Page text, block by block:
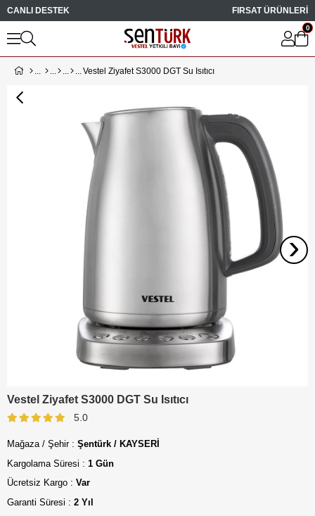
CANLI DESTEK FIRSAT ÜRÜNLERİ
0
Vestel Ziyafet S3000 DGT Su Isıtıcı
›
Vestel Ziyafet S3000 DGT Su Isıtıcı
5.0
Mağaza / Şehir : Şentürk / KAYSERİ
Kargolama Süresi : 1 Gün
Ücretsiz Kargo : Var
Garanti Süresi : 2 Yıl